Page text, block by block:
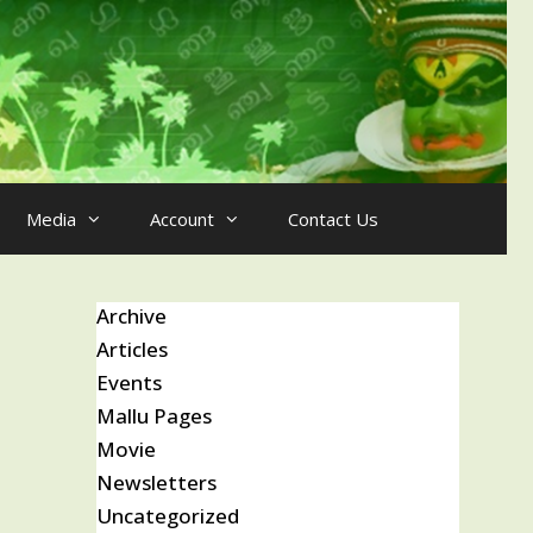
Media Account Contact Us
Archive
Articles
Events
Mallu Pages
Movie
Newsletters
Uncategorized